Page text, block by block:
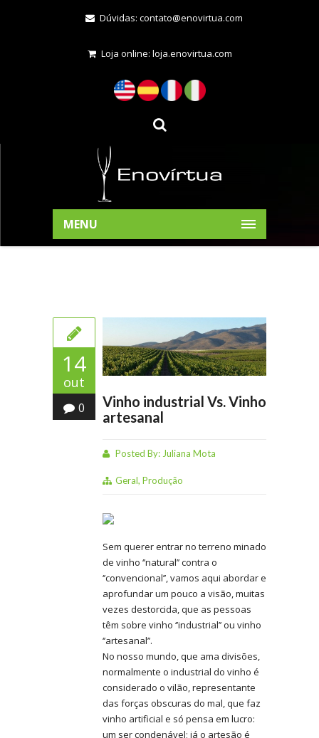
Dúvidas: contato@enovirtua.com
Loja online: loja.enovirtua.com
MENU
14
out
0
Vinho industrial Vs. Vinho
artesanal
Posted By: Juliana Mota
Geral, Produção
Sem querer entrar no terreno minado
de vinho ‘’natural’’ contra o
‘’convencional’’, vamos aqui abordar e
aprofundar um pouco a visão, muitas
vezes destorcida, que as pessoas
têm sobre vinho ‘’industrial’’ ou vinho
‘’artesanal’’.
No nosso mundo, que ama divisões,
normalmente o industrial do vinho é
considerado o vilão, representante
das forças obscuras do mal, que faz
vinho artificial e só pensa em lucro:
um ser condenável; já o artesão é